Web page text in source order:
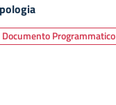
Documento Programmatico